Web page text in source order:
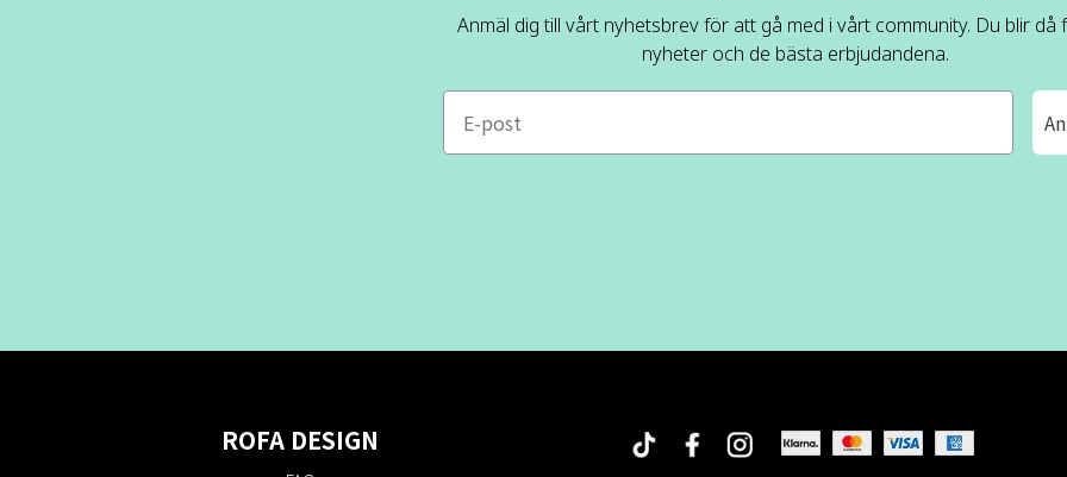
Anmäl dig till vårt nyhetsbrev för att gå med i vårt community. Du blir då
nyheter och de bästa erbjudandena.
e-mail
ROFA DESIGN